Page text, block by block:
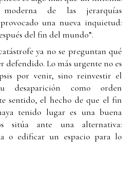
de las jerarquías
una nueva inquietud:
del fin del mundo”.
ya no se preguntan qué
defendido. Lo más urgente no es
por venir, sino reinvestir el
desaparición como orden
sentido, el hecho de que el fin
tenido lugar es una buena
sitúa ante una alternativa:
o edificar un espacio para lo